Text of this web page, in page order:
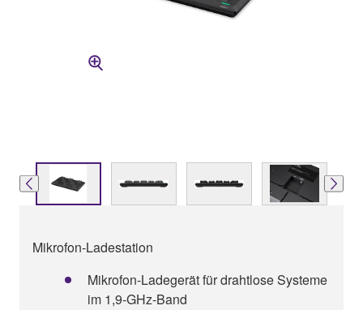
Mikrofon-Ladestation
Mikrofon-Ladegerät für drahtlose Systeme
im 1,9-GHz-Band